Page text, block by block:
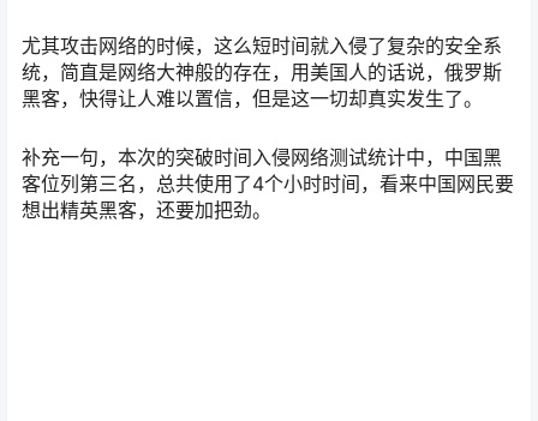
尤其攻击网络的时候，这么短时间就入侵了复杂的安全系
统，简直是网络大神般的存在，用美国人的话说，俄罗斯
黑客，快得让人难以置信，但是这一切却真实发生了。
补充一句，本次的突破时间入侵网络测试统计中，中国黑
客位列第三名，总共使用了4个小时时间，看来中国网民要
想出精英黑客，还要加把劲。